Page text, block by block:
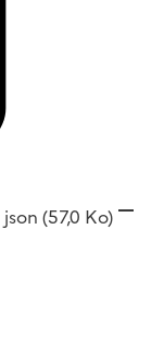
json (57,0 Ko)